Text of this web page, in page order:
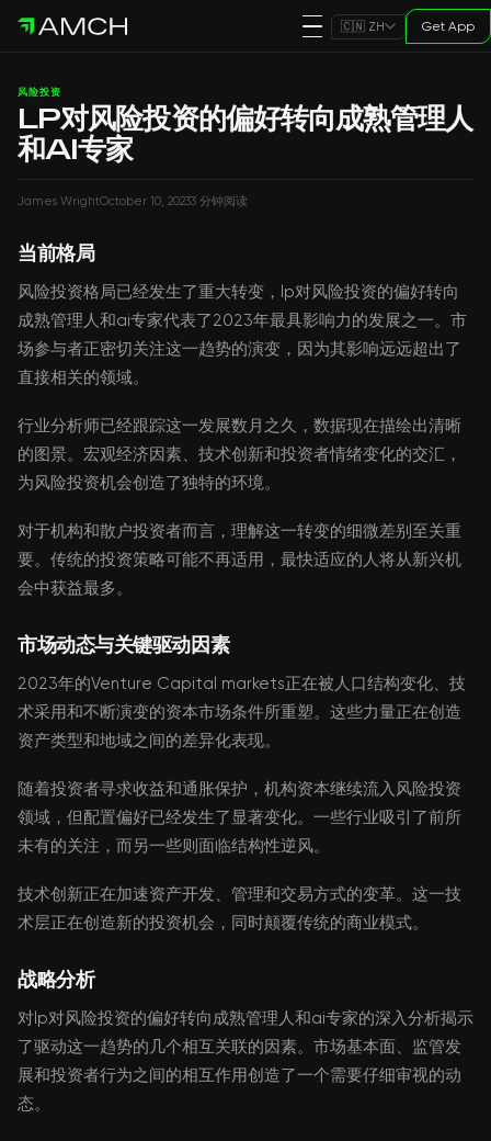
🇨🇳 ZH Get App
风险投资
LP对风险投资的偏好转向成熟管理人
和AI专家
James WrightOctober 10, 20233 分钟阅读
当前格局
风险投资格局已经发生了重大转变，lp对风险投资的偏好转向
成熟管理人和ai专家代表了2023年最具影响力的发展之一。市
场参与者正密切关注这一趋势的演变，因为其影响远远超出了
直接相关的领域。
行业分析师已经跟踪这一发展数月之久，数据现在描绘出清晰
的图景。宏观经济因素、技术创新和投资者情绪变化的交汇，
为风险投资机会创造了独特的环境。
对于机构和散户投资者而言，理解这一转变的细微差别至关重
要。传统的投资策略可能不再适用，最快适应的人将从新兴机
会中获益最多。
市场动态与关键驱动因素
2023年的Venture Capital markets正在被人口结构变化、技
术采用和不断演变的资本市场条件所重塑。这些力量正在创造
资产类型和地域之间的差异化表现。
随着投资者寻求收益和通胀保护，机构资本继续流入风险投资
领域，但配置偏好已经发生了显著变化。一些行业吸引了前所
未有的关注，而另一些则面临结构性逆风。
技术创新正在加速资产开发、管理和交易方式的变革。这一技
术层正在创造新的投资机会，同时颠覆传统的商业模式。
战略分析
对lp对风险投资的偏好转向成熟管理人和ai专家的深入分析揭示
了驱动这一趋势的几个相互关联的因素。市场基本面、监管发
展和投资者行为之间的相互作用创造了一个需要仔细审视的动
态。